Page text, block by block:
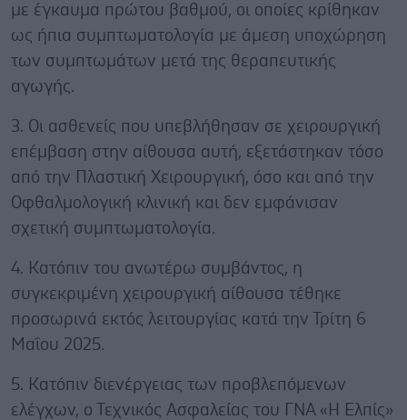
με έγκαυμα πρώτου βαθμού, οι οποίες κρίθηκαν
ως ήπια συμπτωματολογία με άμεση υποχώρηση
των συμπτωμάτων μετά της θεραπευτικής
αγωγής.
3. Οι ασθενείς που υπεβλήθησαν σε χειρουργική
επέμβαση στην αίθουσα αυτή, εξετάστηκαν τόσο
από την Πλαστική Χειρουργική, όσο και από την
Οφθαλμολογική κλινική και δεν εμφάνισαν
σχετική συμπτωματολογία.
4. Κατόπιν του ανωτέρω συμβάντος, η
συγκεκριμένη χειρουργική αίθουσα τέθηκε
προσωρινά εκτός λειτουργίας κατά την Τρίτη 6
Μαΐου 2025.
5. Κατόπιν διενέργειας των προβλεπόμενων
ελέγχων, ο Τεχνικός Ασφαλείας του ΓΝΑ «Η Ελπίς»